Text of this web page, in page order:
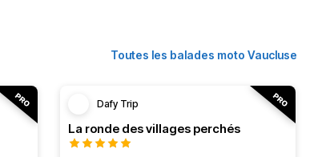
Toutes les balades moto Vaucluse
Dafy Trip
La ronde des villages perchés